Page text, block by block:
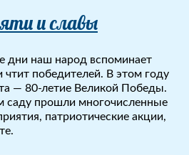
и славы
дни наш народ вспоминает
победителей. В этом году
— 80-летие Великой Победы.
саду прошли многочисленные
патриотические акции,